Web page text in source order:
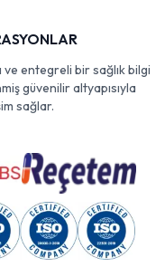
ve entegreli bir sağlık bilgi
güvenilir altyapısıyla
sağlar.